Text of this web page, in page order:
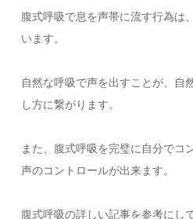
腹式呼吸で息を声帯に流す行為は
います。
自然な呼吸で声を出すことが、自
し方に繋がります。
また、腹式呼吸を完璧に自分でコ
声のコントロールが出来ます。
腹式呼吸の詳しい記事を参考にし